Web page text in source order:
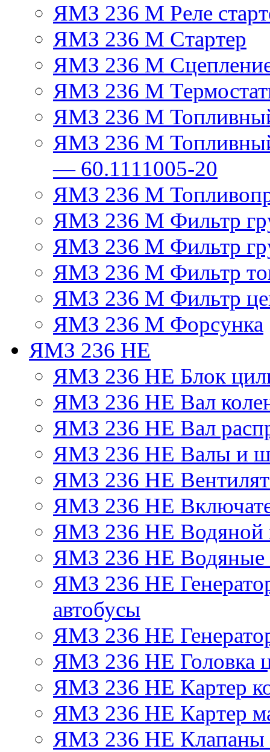
ЯМЗ 236 М Реле
ЯМЗ 236 М Стартер
ЯМЗ 236 М
ЯМЗ 236 М
ЯМЗ 236 М
ЯМЗ 236 М
— 60.1111005-20
ЯМЗ 236 М
ЯМЗ 236 М Фильтр
ЯМЗ 236 М Фильтр
ЯМЗ 236 М Фильтр
ЯМЗ 236 М Фильтр
ЯМЗ 236 М Форсунка
ЯМЗ 236 НЕ
ЯМЗ 236 НЕ Блок
ЯМЗ 236 НЕ Вал
ЯМЗ 236 НЕ Вал
ЯМЗ 236 НЕ Валы и
ЯМЗ 236 НЕ
ЯМЗ 236 НЕ
ЯМЗ 236 НЕ Водяной
ЯМЗ 236 НЕ Водяные
ЯМЗ 236 НЕ
автобусы
ЯМЗ 236 НЕ
ЯМЗ 236 НЕ Головка
ЯМЗ 236 НЕ Картер
ЯМЗ 236 НЕ Картер
ЯМЗ 236 НЕ Клапаны